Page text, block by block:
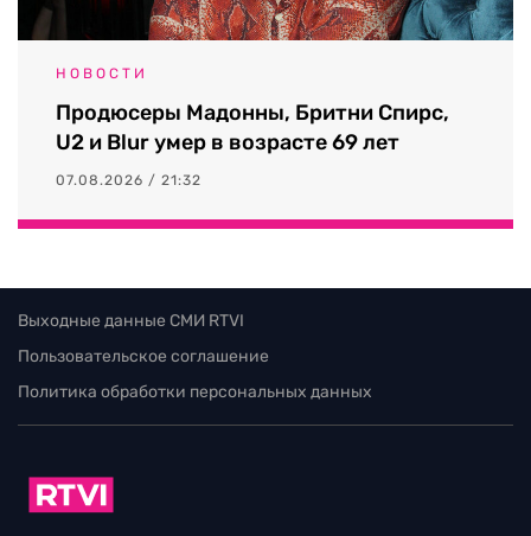
НОВОСТИ
Продюсеры Мадонны, Бритни Спирс,
U2 и Blur умер в возрасте 69 лет
07.08.2026 / 21:32
Выходные данные СМИ RTVI
Пользовательское соглашение
Политика обработки персональных данных